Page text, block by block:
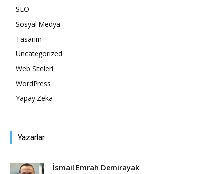
SEO
Sosyal Medya
Tasarım
Uncategorized
Web Siteleri
WordPress
Yapay Zeka
Yazarlar
İsmail Emrah Demirayak